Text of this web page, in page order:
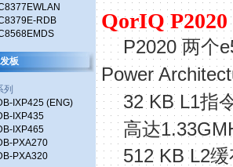
RDB
板
列
IXP425(ENG)
IXP435
IXP465
PXA270
PXA320
QorIQP2020
P2020两个
Power
32 KB L1指
高达
512 KB L2缓